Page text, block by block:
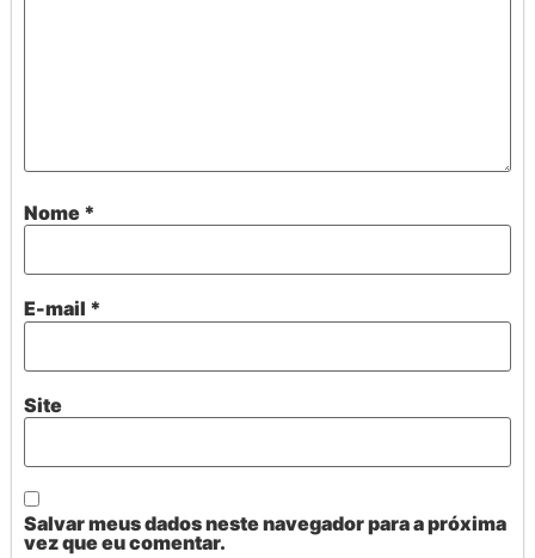
Nome *
E-mail *
Site
Salvar meus dados neste navegador para a próxima
vez que eu comentar.